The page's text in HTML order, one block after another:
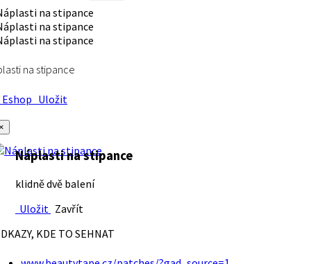
na stipance
Uložit
Náplasti na stipance
klidně dvě balení
Uložit Zavřít
KDE TO SEHNAT